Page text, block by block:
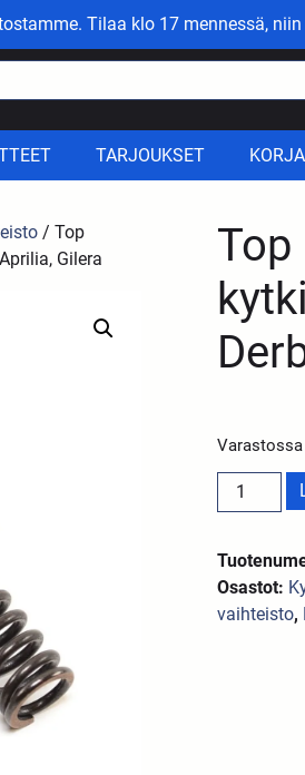
Tilaa klo 17 mennessä,
TARJOUKSET
/ Top
Gilera
Varastossa
Osastot:
vaihteisto,